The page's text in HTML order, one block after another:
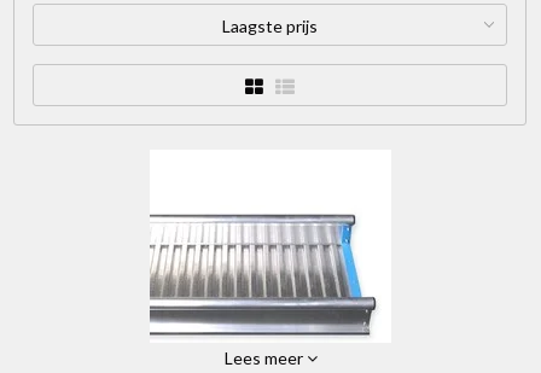
Laagste prijs
Lees meer